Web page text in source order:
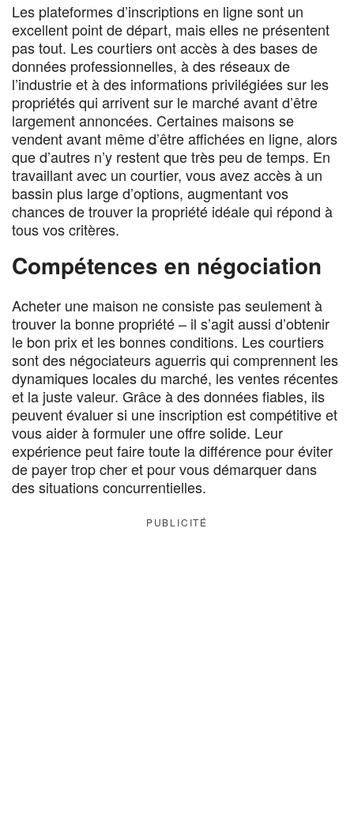
Les plateformes d’inscriptions en ligne sont un
excellent point de départ, mais elles ne présentent
pas tout. Les courtiers ont accès à des bases de
données professionnelles, à des réseaux de
l’industrie et à des informations privilégiées sur les
propriétés qui arrivent sur le marché avant d’être
largement annoncées. Certaines maisons se
vendent avant même d’être affichées en ligne, alors
que d’autres n’y restent que très peu de temps. En
travaillant avec un courtier, vous avez accès à un
bassin plus large d’options, augmentant vos
chances de trouver la propriété idéale qui répond à
tous vos critères.
Compétences en négociation
Acheter une maison ne consiste pas seulement à
trouver la bonne propriété – il s’agit aussi d’obtenir
le bon prix et les bonnes conditions. Les courtiers
sont des négociateurs aguerris qui comprennent les
dynamiques locales du marché, les ventes récentes
et la juste valeur. Grâce à des données fiables, ils
peuvent évaluer si une inscription est compétitive et
vous aider à formuler une offre solide. Leur
expérience peut faire toute la différence pour éviter
de payer trop cher et pour vous démarquer dans
des situations concurrentielles.
PUBLICITÉ